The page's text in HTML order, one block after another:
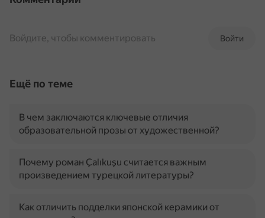
Войти
Войдите, чтобы комментировать
Ещё по теме
В чем заключаются ключевые отличия
образовательной прозы от художественной?
Почему роман Çalıkuşu считается важным
произведением турецкой литературы?
Как отличить подделки японской керамики от